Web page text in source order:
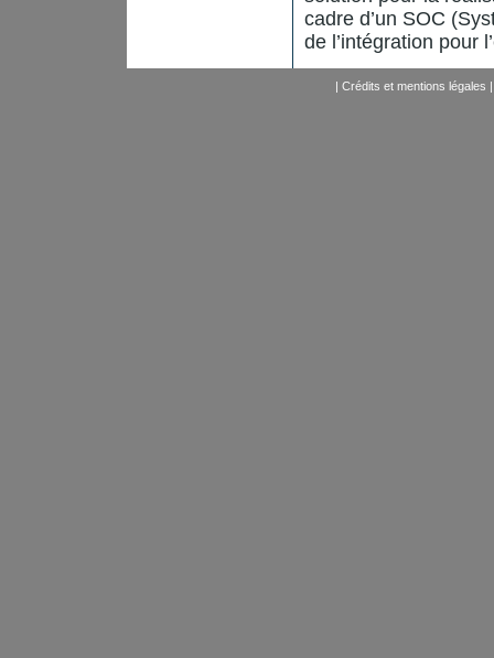
cadre d’un SOC
de l’intégration pour
| Crédits et mentions légales